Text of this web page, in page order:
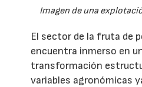
Imagen de una
El sector de la fruta de
encuentra inmerso en
transformación
variables agronómicas